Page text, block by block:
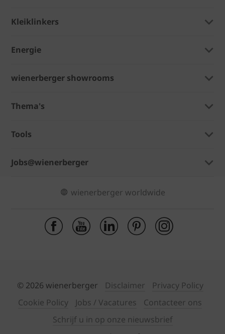
Kleiklinkers
Energie
wienerberger showrooms
Thema's
Tools
Jobs@wienerberger
wienerberger worldwide
© 2026 wienerberger Disclaimer
Privacy Policy
Cookie Policy
Jobs / Vacatures
Contacteer ons
Schrijf u in op onze nieuwsbrief